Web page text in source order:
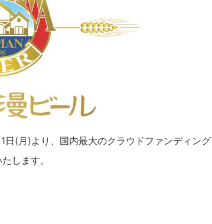
(月)より、国内最大のクラウドファンディング
します。